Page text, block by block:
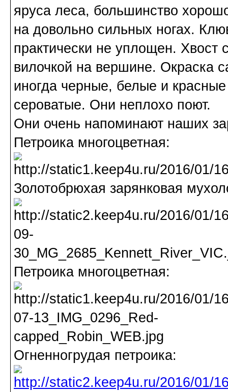
яруса леса, большинство
на довольно сильных ногах.
практически не уплощен.
вилочкой на вершине. Окраска
иногда черные, белые и
сероватые. Они неплохо поют.
Они очень напоминают наших
Петроика многоцветная:
Золотобрюхая зарянковая
Петроика многоцветная:
Огненногрудая петроика: